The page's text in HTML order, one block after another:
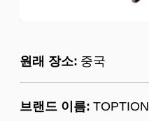
원래 장소: 중국
브랜드 이름: TOPTION